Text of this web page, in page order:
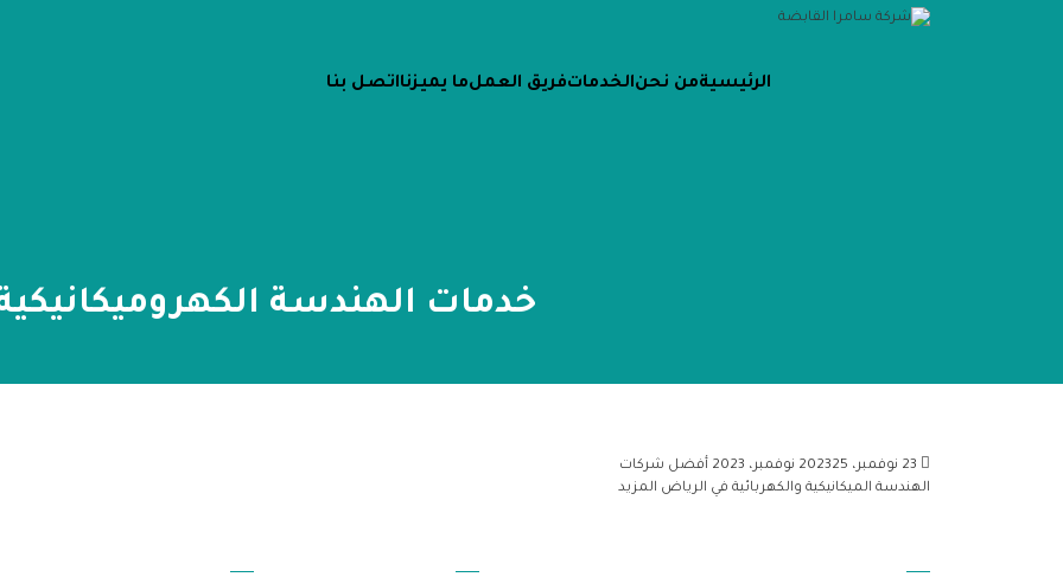
الرئيسيةمن نحنالخدماتفريق العملما يميزنااتصل بنا
خدمات الهندسة
23 نوفمبر، 2023 25 نوفمبر، 2023
أفضل شركات
الهندسة الميكانيكية والكهربائية في الرياض المزيد